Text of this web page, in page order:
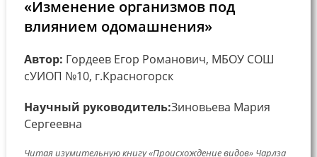
«Изменение организмов под
влиянием одомашнения»
Автор: Гордеев Егор Романович, МБОУ СОШ
сУИОП №10, г.Красногорск
Научный руководитель:Зиновьева Мария
Сергеевна
Читая изумительную книгу «Происхождение видов» Чарлза